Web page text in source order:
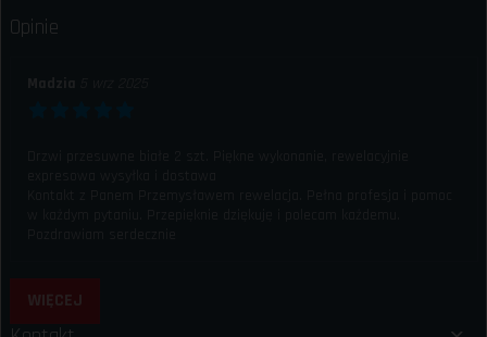
Opinie
WIĘCEJ